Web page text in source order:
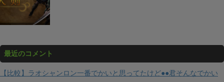
最近のコメント
【比較】ラオシャンロン一番でかいと思ってたけど●●君そんなでかい